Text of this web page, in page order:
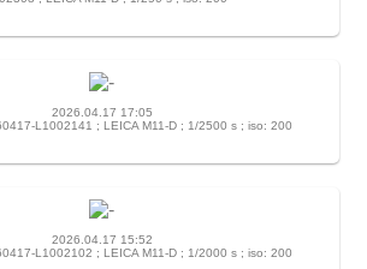
2026.04.17 17:05
L1002141 ; LEICA M11-D ; 1/2500 s ; iso: 200
2026.04.17 15:52
L1002102 ; LEICA M11-D ; 1/2000 s ; iso: 200